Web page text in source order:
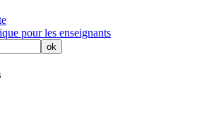
pour les enseignants